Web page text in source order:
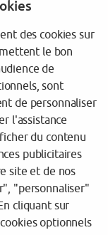
des cookies sur
le bon
de
sont
de personnaliser
l'assistance
du contenu
publicitaires
site et de nos
"personnaliser"
cliquant sur
optionnels